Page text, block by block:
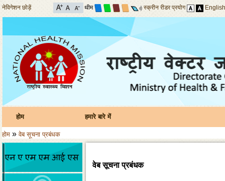
नेविगेशन छोड़ें थीम स्क्रीन रीडर प्रयोग English
होम हमारे बारे में
होम »वेब सूचना प्रबंधक
वेब सूचना प्रबंधक